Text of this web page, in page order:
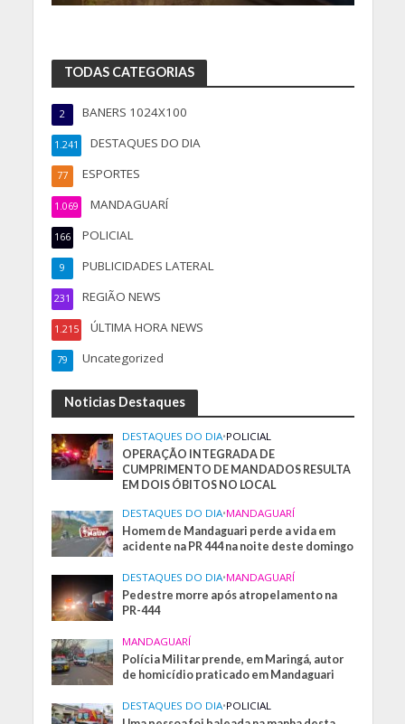
TODAS CATEGORIAS
BANERS 1024X100
2
DESTAQUES DO DIA
1.241
ESPORTES
77
MANDAGUARÍ
1.069
POLICIAL
166
PUBLICIDADES LATERAL
9
REGIÃO NEWS
231
ÚLTIMA HORA NEWS
1.215
Uncategorized
79
Noticias Destaques
DESTAQUES DO DIA•POLICIAL
OPERAÇÃO INTEGRADA DE
CUMPRIMENTO DE MANDADOS RESULTA
EM DOIS ÓBITOS NO LOCAL
DESTAQUES DO DIA•MANDAGUARÍ
Homem de Mandaguari perde a vida em
acidente na PR 444 na noite deste domingo
DESTAQUES DO DIA•MANDAGUARÍ
Pedestre morre após atropelamento na
PR-444
MANDAGUARÍ
Polícia Militar prende, em Maringá, autor
de homicídio praticado em Mandaguari
DESTAQUES DO DIA•POLICIAL